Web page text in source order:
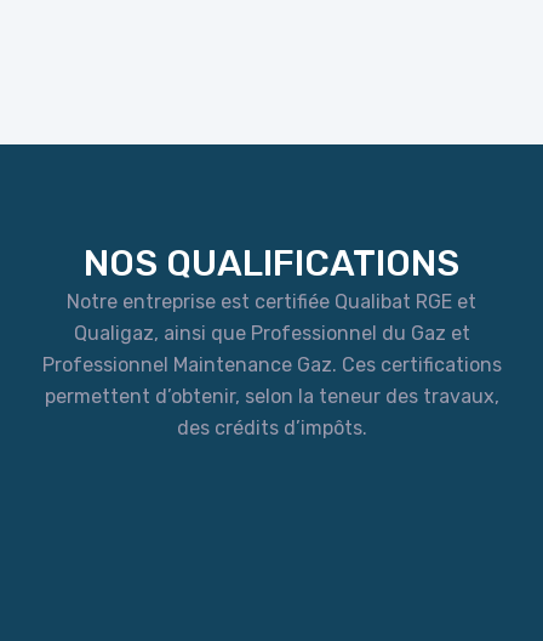
NOS QUALIFICATIONS
Notre entreprise est certifiée Qualibat RGE et
Qualigaz, ainsi que Professionnel du Gaz et
Professionnel Maintenance Gaz. Ces certifications
permettent d’obtenir, selon la teneur des travaux,
des crédits d’impôts.